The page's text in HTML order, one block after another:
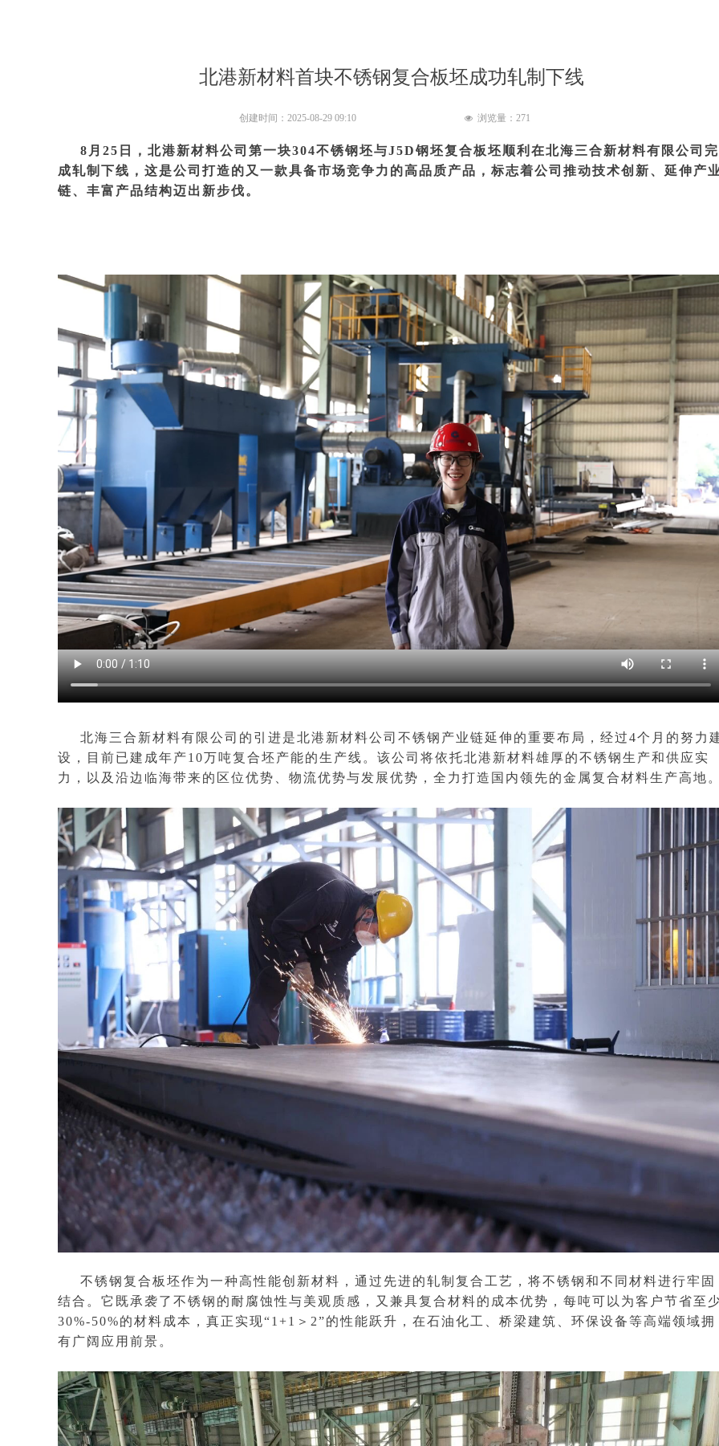
北港新材料首块不锈钢复合板坯成功轧制下线
8月25日，北港新材料公司第一块304不锈钢坯与J5D钢坯复合板坯顺利在北海三合新材料有限公司完
成轧制下线，这是公司打造的又一款具备市场竞争力的高品质产品，标志着公司推动技术创新、延伸产
链、丰富产品结构迈出新步伐。
北海三合新材料有限公司的引进是北港新材料公司不锈钢产业链延伸的重要布局，经过4个月的努力
设，目前已建成年产10万吨复合坯产能的生产线。该公司将依托北港新材料雄厚的不锈钢生产和供应实
力，以及沿边临海带来的区位优势、物流优势与发展优势，全力打造国内领先的金属复合材料生产高地
不锈钢复合板坯作为一种高性能创新材料，通过先进的轧制复合工艺，将不锈钢和不同材料进行牢固
结合。它既承袭了不锈钢的耐腐蚀性与美观质感，又兼具复合材料的成本优势，每吨可以为客户节省至
30%-50%的材料成本，真正实现“1+1＞2”的性能跃升，在石油化工、桥梁建筑、环保设备等高端领域拥
有广阔应用前景。
创建时间： 2025-08-29 09:10 넶 浏览量： 271